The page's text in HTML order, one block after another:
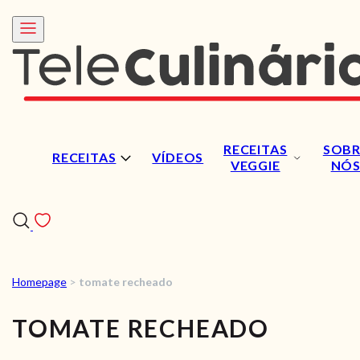
RECEITAS VÍDEOS
RECEITAS
VEGGIE
NÓS
RECEITAS
VÍDEOS
Homepage > tomate recheado
TOMATE RECHEADO